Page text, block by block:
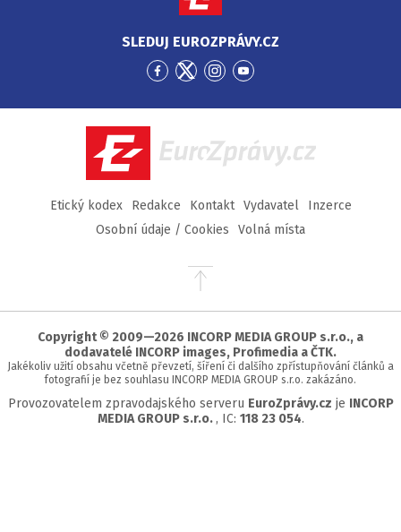
SLEDUJ EUROZPRÁVY.CZ
Přejít
Facebook
Přejít
Twitter
Přejít
Instagram
Přejít
YouTube
EuroZprávy.cz
Etický kodex Redakce Kontakt Vydavatel
Inzerce
Osobní údaje / Cookies
Volná místa
Přejít
stránky
Copyright © 2009—2026 INCORP MEDIA GROUP s.r.o., a
dodavatelé INCORP images, Profimedia a ČTK.
Jakékoliv užití obsahu včetně převzetí, šíření či dalšího zpřístupňování článků a
fotografií je bez souhlasu INCORP MEDIA GROUP s.r.o. zakázáno.
Provozovatelem zpravodajského serveru EuroZprávy.cz je INCORP
MEDIA GROUP s.r.o. , IC: 118 23 054.